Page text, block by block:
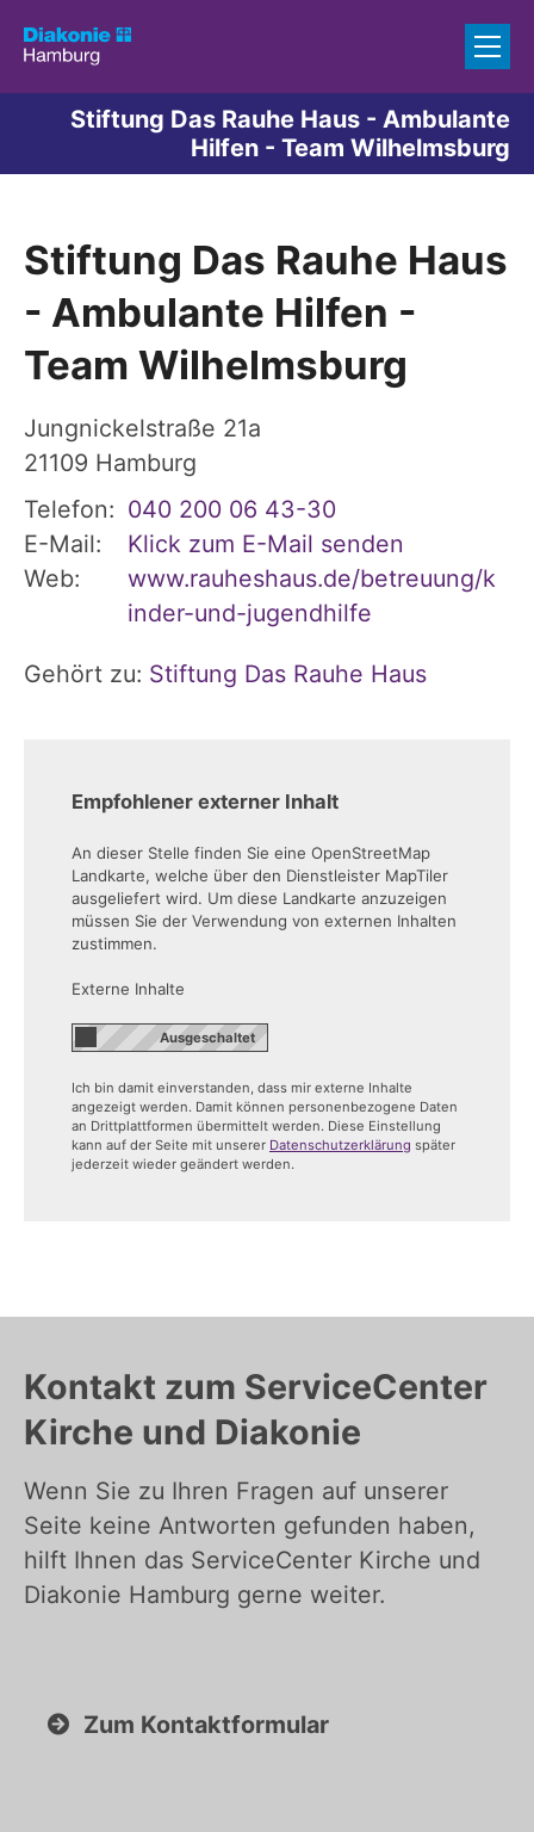
Stiftung Das Rauhe Haus - Ambulante
Hilfen - Team Wilhelmsburg
Stiftung Das Rauhe Haus
- Ambulante Hilfen -
Team Wilhelmsburg
Jungnickelstraße 21a
21109 Hamburg
Telefon: 040 200 06 43-30
E-Mail:
Klick zum E-Mail senden
Web:
www.rauheshaus.de/betreuung/k
inder-und-jugendhilfe
Gehört zu: Stiftung Das Rauhe Haus
Empfohlener externer Inhalt
An dieser Stelle finden Sie eine OpenStreetMap
Landkarte, welche über den Dienstleister MapTiler
ausgeliefert wird. Um diese Landkarte anzuzeigen
müssen Sie der Verwendung von externen Inhalten
zustimmen.
Externe Inhalte
Ich bin damit einverstanden, dass mir externe Inhalte
angezeigt werden. Damit können personenbezogene Daten
an Drittplattformen übermittelt werden. Diese Einstellung
kann auf der Seite mit unserer Datenschutzerklärung später
jederzeit wieder geändert werden.
Kontakt zum ServiceCenter
Kirche und Diakonie
Wenn Sie zu Ihren Fragen auf unserer
Seite keine Antworten gefunden haben,
hilft Ihnen das ServiceCenter Kirche und
Diakonie Hamburg gerne weiter.
Zum Kontaktformular